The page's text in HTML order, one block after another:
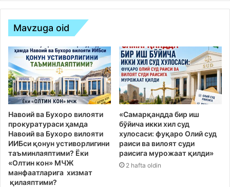
Mavzuga oid
Навоий ва Бухоро вилояти
прокуратураси ҳамда
Навоий ва Бухоро вилояти
ИИБси қонун устиворлигини
таъминлаяптими? Ёки
«Олтин кон» МЧЖ
манфаатларига хизмат
қилаяптими?
«Самарқандда бир иш
бўйича икки хил суд
хулосаси: фуқаро Олий суд
раиси ва вилоят суди
раисига мурожаат қилди»
2 hafta oldin